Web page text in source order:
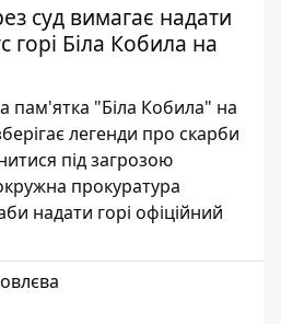
суд вимагає надати
горі Біла Кобила на
пам'ятка "Біла Кобила" на
легенди про скарби
під загрозою
прокуратура
надати горі офіційний